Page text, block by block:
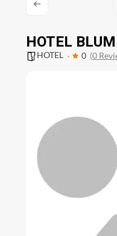
HOTEL
HOTEL 0 (0